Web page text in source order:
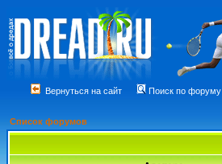
Вернуться на сайт Поиск по форуму
Список форумов